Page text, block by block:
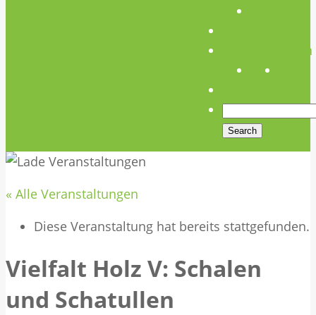
Öffnungszeiten
« Alle Veranstaltungen
Diese Veranstaltung hat bereits stattgefunden.
Vielfalt Holz V: Schalen
und Schatullen